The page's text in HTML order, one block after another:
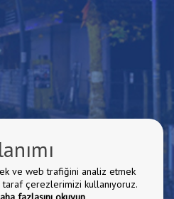
ve web trafiğini analiz etmek
çerezlerimizi kullanıyoruz.